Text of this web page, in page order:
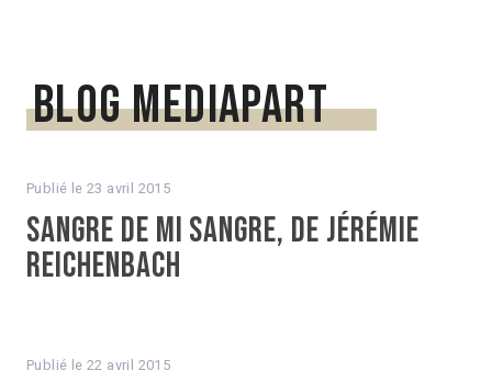
Blog Mediapart
Publié le23 avril 2015
Sangre de mi sangre, de Jérémie
Reichenbach
Publié le22 avril 2015